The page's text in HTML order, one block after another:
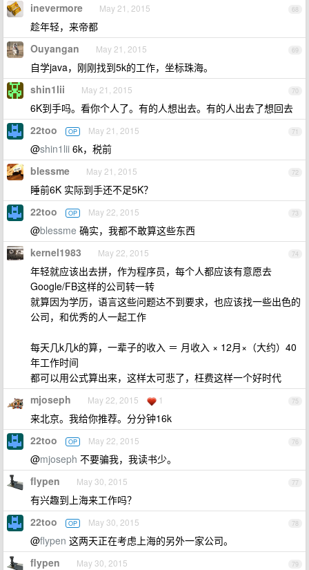
68
inevermore May 21, 2015
趁年轻，来帝都
69
Ouyangan May 21, 2015
自学java，刚刚找到5k的工作，坐标珠海。
70
shin1lii May 21, 2015
6K到手吗。看你个人了。有的人想出去。有的人出去了想回去
71
22too OP May 21, 2015
@shin1lii 6k，税前
72
blessme May 21, 2015
睡前6K 实际到手还不足5K？
73
22too OP May 22, 2015
@blessme 确实，我都不敢算这些东西
74
kernel1983 May 22, 2015
年轻就应该出去拼，作为程序员，每个人都应该有意愿去
Google/FB这样的公司转一转
就算因为学历，语言这些问题达不到要求，也应该找一些出色的
公司，和优秀的人一起工作
每天几k几k的算，一辈子的收入 ＝ 月收入 × 12月×（大约）40
年工作时间
都可以用公式算出来，这样太可悲了，枉费这样一个好时代
75
mjoseph May 22, 2015 1
来北京。我给你推荐。分分钟16k
76
22too OP May 22, 2015
@mjoseph 不要骗我，我读书少。
77
flypen May 30, 2015
有兴趣到上海来工作吗？
78
22too OP May 30, 2015
@flypen 这两天正在考虑上海的另外一家公司。
79
flypen May 30, 2015